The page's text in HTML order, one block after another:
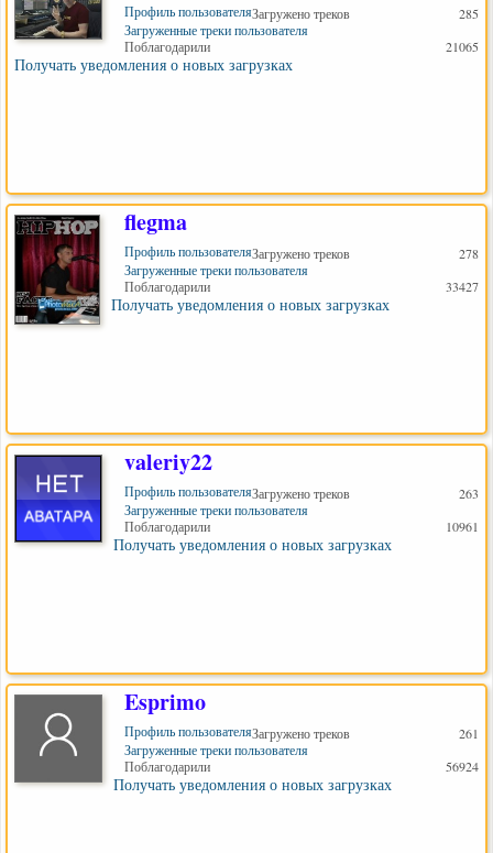
Профиль пользователяЗагружено треков
285
Загруженные треки пользователя
Поблагодарили
21065
Получать уведомления о новых загрузках
flegma
Профиль пользователяЗагружено треков
278
Загруженные треки пользователя
Поблагодарили
33427
Получать уведомления о новых загрузках
valeriy22
Профиль пользователяЗагружено треков
263
Загруженные треки пользователя
Поблагодарили
10961
Получать уведомления о новых загрузках
Esprimo
Профиль пользователяЗагружено треков
261
Загруженные треки пользователя
Поблагодарили
56924
Получать уведомления о новых загрузках